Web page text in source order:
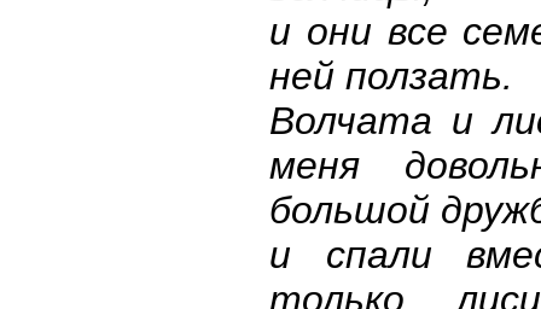
и они все
ней ползать.
Волчата и
меня
большой
и спали
только